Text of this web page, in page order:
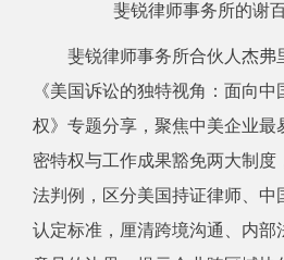
斐锐律师事务所的谢百
斐锐律师事务所合伙人杰弗
《美国诉讼的独特视角：面向
权》专题分享，聚焦中美企业最
密特权与工作成果豁免两大制度
法判例，区分美国持证律师、中
认定标准，厘清跨境沟通、内部